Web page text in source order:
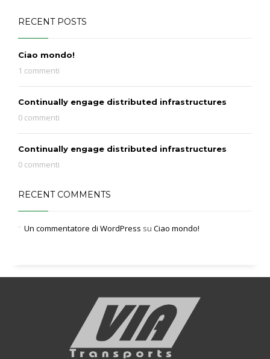
RECENT POSTS
Ciao mondo!
1 commenti
Continually engage distributed infrastructures
0 commenti
Continually engage distributed infrastructures
0 commenti
RECENT COMMENTS
Un commentatore di WordPress su Ciao mondo!